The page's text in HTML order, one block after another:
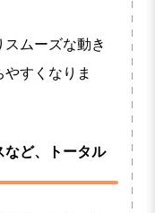
ムーズな動き
すくなりま
など、トータル